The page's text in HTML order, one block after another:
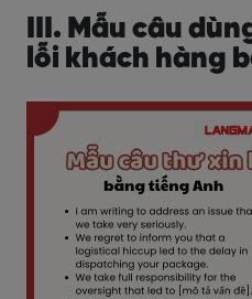
III. Mẫu câu
lỗi khách hàng